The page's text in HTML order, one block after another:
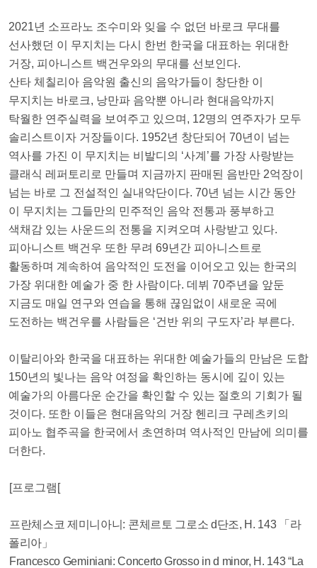
2021년 소프라노 조수미와 잊을 수 없던 바로크 무대를
선사했던 이 무지치는 다시 한번 한국을 대표하는 위대한
거장, 피아니스트 백건우와의 무대를 선보인다.
산타 체칠리아 음악원 출신의 음악가들이 창단한 이
무지치는 바로크, 낭만파 음악뿐 아니라 현대음악까지
탁월한 연주실력을 보여주고 있으며, 12명의 연주자가 모두
솔리스트이자 거장들이다. 1952년 창단되어 70년이 넘는
역사를 가진 이 무지치는 비발디의 ‘사계’를 가장 사랑받는
클래식 레퍼토리로 만들며 지금까지 판매된 음반만 2억장이
넘는 바로 그 전설적인 실내악단이다. 70년 넘는 시간 동안
이 무지치는 그들만의 민주적인 음악 전통과 풍부하고
색채감 있는 사운드의 전통을 지켜오며 사랑받고 있다.
피아니스트 백건우 또한 무려 69년간 피아니스트로
활동하며 계속하여 음악적인 도전을 이어오고 있는 한국의
가장 위대한 예술가 중 한 사람이다. 데뷔 70주년을 앞둔
지금도 매일 연구와 연습을 통해 끊임없이 새로운 곡에
도전하는 백건우를 사람들은 ‘건반 위의 구도자’라 부른다.
이탈리아와 한국을 대표하는 위대한 예술가들의 만남은 도합
150년의 빛나는 음악 여정을 확인하는 동시에 깊이 있는
예술가의 아름다운 순간을 확인할 수 있는 절호의 기회가 될
것이다. 또한 이들은 현대음악의 거장 헨리크 구레츠키의
피아노 협주곡을 한국에서 초연하며 역사적인 만남에 의미를
더한다.
[프로그램[
프란체스코 제미니아니 : 콘체르토 그로소 d단조, H. 143
「라
폴리아」
Francesco Geminiani: Concerto Grosso in d minor, H. 143 “La